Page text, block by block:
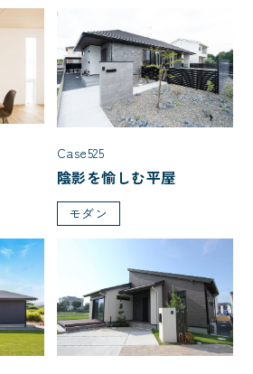
Case525
陰影を愉しむ平屋
モダン